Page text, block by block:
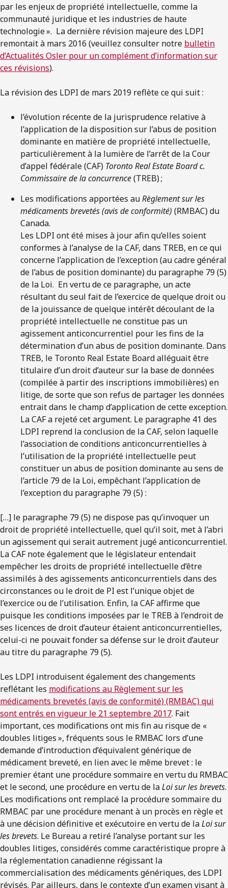
par les enjeux de propriété intellectuelle, comme la
communauté juridique et les industries de haute
technologie ». La dernière révision majeure des LDPI
remontait à mars 2016 (veuillez consulter notre bulletin
d’Actualités Osler pour un complément d’information sur
ces révisions).
La révision des LDPI de mars 2019 reflète ce qui suit :
l’évolution récente de la jurisprudence relative à
l’application de la disposition sur l’abus de position
dominante en matière de propriété intellectuelle,
particulièrement à la lumière de l’arrêt de la Cour
d’appel fédérale (CAF) Toronto Real Estate Board c.
Commissaire de la concurrence(TREB) ;
Les modifications apportées auRèglement sur les
médicaments brevetés (avis de conformité) (RMBAC) du
Canada.
Les LDPI ont été mises à jour afin qu’elles soient
conformes à l’analyse de la CAF, dans TREB, en ce qui
concerne l’application de l’exception (au cadre général
de l’abus de position dominante) du paragraphe 79 (5)
de la Loi. En vertu de ce paragraphe, un acte
résultant du seul fait de l’exercice de quelque droit ou
de la jouissance de quelque intérêt découlant de la
propriété intellectuelle ne constitue pas un
agissement anticoncurrentiel pour les fins de la
détermination d’un abus de position dominante. Dans
TREB, le Toronto Real Estate Board alléguait être
titulaire d’un droit d’auteur sur la base de données
(compilée à partir des inscriptions immobilières) en
litige, de sorte que son refus de partager les données
entrait dans le champ d’application de cette exception.
La CAF a rejeté cet argument. Le paragraphe 41 des
LDPI reprend la conclusion de la CAF, selon laquelle
l’association de conditions anticoncurrentielles à
l’utilisation de la propriété intellectuelle peut
constituer un abus de position dominante au sens de
l’article 79 de la Loi, empêchant l’application de
l’exception du paragraphe 79 (5) :
[…] le paragraphe 79 (5) ne dispose pas qu’invoquer un
droit de propriété intellectuelle, quel qu’il soit, met à l’abri
un agissement qui serait autrement jugé anticoncurrentiel.
La CAF note également que le législateur entendait
empêcher les droits de propriété intellectuelle d’être
assimilés à des agissements anticoncurrentiels dans des
circonstances ou le droit de PI est l’unique objet de
l’exercice ou de l’utilisation. Enfin, la CAF affirme que
puisque les conditions imposées par le TREB à l’endroit de
ses licences de droit d’auteur étaient anticoncurrentielles,
celui-ci ne pouvait fonder sa défense sur le droit d’auteur
au titre du paragraphe 79 (5).
Les LDPI introduisent également des changements
reflétant les modifications au Règlement sur les
médicaments brevetés (avis de conformité) (RMBAC) qui
sont entrés en vigueur le 21 septembre 2017. Fait
important, ces modifications ont mis fin au risque de «
doubles litiges », fréquents sous le RMBAC lors d’une
demande d’introduction d’équivalent générique de
médicament breveté, en lien avec le même brevet : le
premier étant une procédure sommaire en vertu du RMBAC
et le second, une procédure en vertu de laLoi sur les brevets.
Les modifications ont remplacé la procédure sommaire du
RMBAC par une procédure menant à un procès en règle et
à une décision définitive et exécutoire en vertu de laLoi sur
les brevets. Le Bureau a retiré l’analyse portant sur les
doubles litiges, considérés comme caractéristique propre à
la réglementation canadienne régissant la
commercialisation des médicaments génériques, des LDPI
révisés. Par ailleurs, dans le contexte d’un examen visant à